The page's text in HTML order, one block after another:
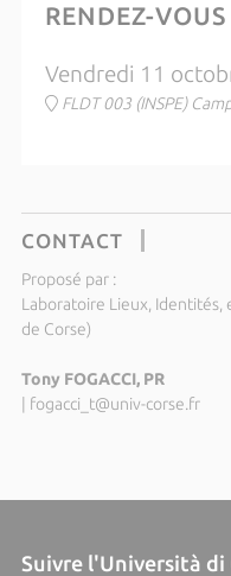
RENDEZ-VOUS
Vendredi 11
FLDT 003 (INSPE)
CONTACT
Proposé par :
Laboratoire Lieux, Identités,
de Corse)
Tony FOGACCI, PR
fogacci_t@univ-corse.fr
Suivre l'Università di